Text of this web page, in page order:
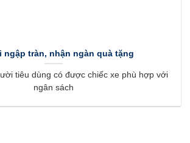
ngập tràn, nhận ngàn quà tặng
tiêu dùng có được chiếc xe phù hợp với
ngân sách